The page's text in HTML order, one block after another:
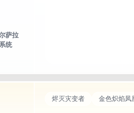
萨拉
统
烬灭灾变者 金色炽焰凤